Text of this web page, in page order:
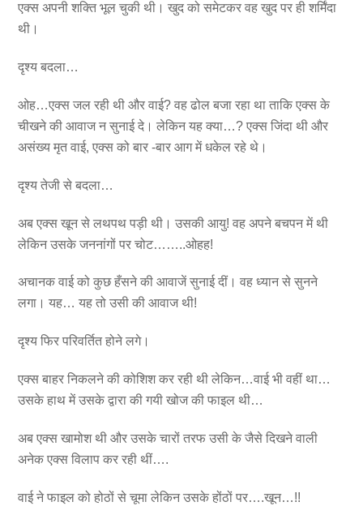
एक्स अपनी शक्ति भूल चुकी थी। खुद को समेटकर वह खुद पर ही शर्मिंदा
थी।
दृश्य बदला…
ओह…एक्स जल रही थी और वाई? वह ढोल बजा रहा था ताकि एक्स के
चीखने की आवाज न सुनाई दे। लेकिन यह क्या…? एक्स जिंदा थी और
असंख्य मृत वाई, एक्स को बार -बार आग में धकेल रहे थे।
दृश्य तेजी से बदला…
अब एक्स खून से लथपथ पड़ी थी। उसकी आयु! वह अपने बचपन में थी
लेकिन उसके जननांगों पर चोट……..ओहह!
अचानक वाई को कुछ हँसने की आवाजें सुनाई दीं। वह ध्यान से सुनने
लगा। यह… यह तो उसी की आवाज थी!
दृश्य फिर परिवर्तित होने लगे।
एक्स बाहर निकलने की कोशिश कर रही थी लेकिन…वाई भी वहीं था…
उसके हाथ में उसके द्वारा की गयी खोज की फाइल थी…
अब एक्स खामोश थी और उसके चारों तरफ उसी के जैसे दिखने वाली
अनेक एक्स विलाप कर रही थीं….
वाई ने फाइल को होठों से चूमा लेकिन उसके होंठों पर….खून…!!